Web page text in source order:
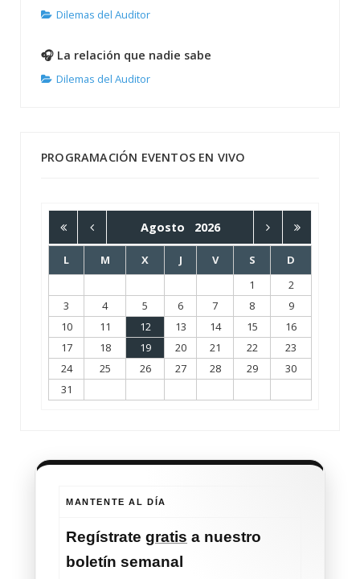
Dilemas del Auditor
🎧 La relación que nadie sabe
Dilemas del Auditor
PROGRAMACIÓN EVENTOS EN VIVO
Agosto 2026
L M X J V S
D
1
2
3
4 5 6 7 8
9
10
11 12 13 14 15
16
17
18 19 20 21 22
23
24
25 26 27 28 29
30
31
MANTENTE AL DÍA
Regístrate gratis a nuestro
boletín semanal